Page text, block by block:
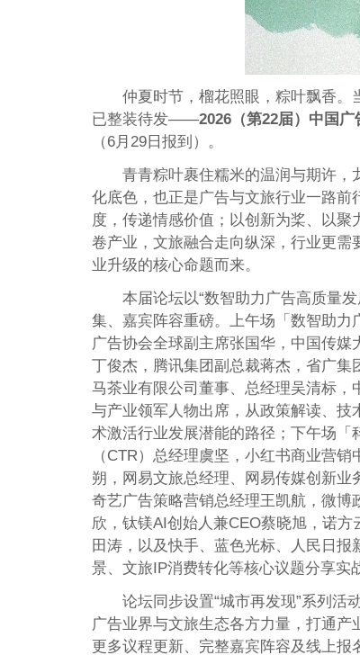
仲夏时节，榴花照眼，粽叶飘香
已整装待发——2026 （第22届）中国广
（6月29日报到）。
青青粽叶裹住糯米的温润与期许，
化底色，也正是广告与文旅行业一路
度，传递情感价值；以创新为桨、以
卷产业，文旅融合走向纵深，行业更
业升级的核心命题而来。
本届论坛以“数智助力广告高质量
集、嘉宾阵容重磅。上午场「数智助
广告协会全球副主席张国华，中国传
丁俊杰，腾讯集团副总裁蒋杰，省广
马茶业有限公司董事、总经理吴清标
与产业领军人物出席，从政策解读、
术激活行业发展潜能的路径；下午场
（CTR）总经理虞坚，小红书商业营
朔，网易文旅总经理、网易传媒创新
奇艺广告策略营销总经理王凯航，微
欣，钛镁AI创始人兼CEO蔡晓旭，诺
田涛，以及快手、蓝色光标、人民日
景、文旅IP消费转化等核心议题分享实
论坛同步设置“城市再发现”系列活
广告业界与文旅生态各方力量，打通产
更多议程更新、完整嘉宾阵容及线上报